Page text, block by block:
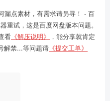
漏点素材，有需求请另寻！ - 百
重试，这是百度网盘版本问题。
看 《解压说明》
，能分享就肯定
解禁...等问题请 《提交工单》